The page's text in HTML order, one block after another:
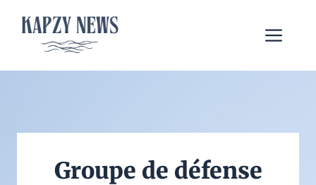
contenu
Groupe de défense